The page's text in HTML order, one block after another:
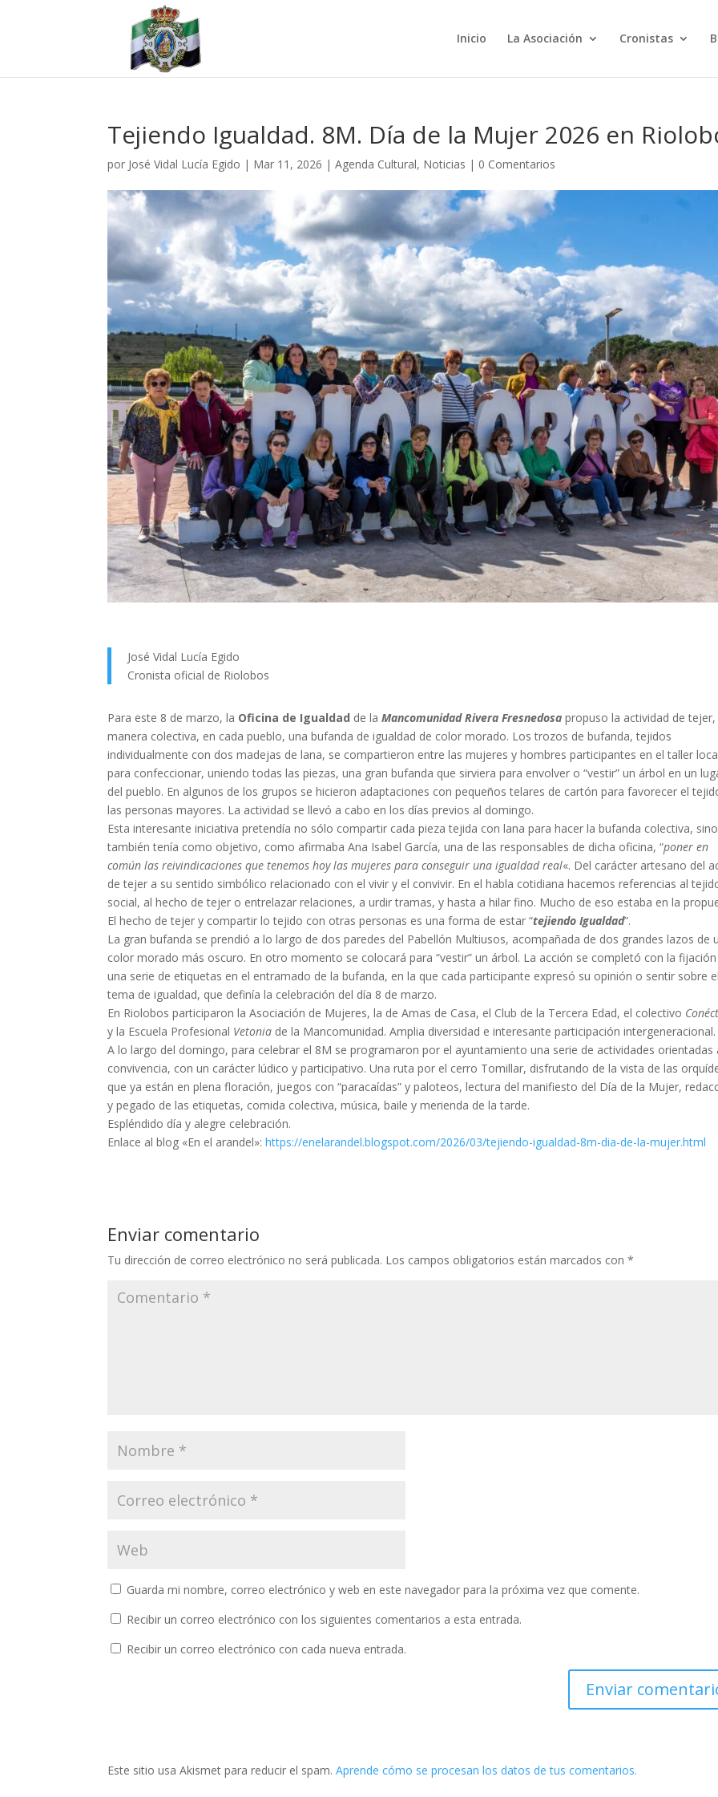
Inicio La Asociación Cronistas
Tejiendo Igualdad. 8M. Día de la Mujer 2026 en
por José Vidal Lucía Egido | Mar 11, 2026 |Agenda Cultural, Noticias | 0 Comentarios
José Vidal Lucía Egido
Cronista oficial de Riolobos
Para este 8 de marzo, la Oficina de Igualdad de laMancomunidad Rivera Fresnedosa propuso la actividad de
manera colectiva, en cada pueblo, una bufanda de igualdad de color morado. Los trozos de bufanda, tejidos
individualmente con dos madejas de lana, se compartieron entre las mujeres y hombres participantes en el taller
para confeccionar, uniendo todas las piezas, una gran bufanda que sirviera para envolver o “vestir” un árbol en un
del pueblo. En algunos de los grupos se hicieron adaptaciones con pequeños telares de cartón para favorecer el
las personas mayores. La actividad se llevó a cabo en los días previos al domingo.
Esta interesante iniciativa pretendía no sólo compartir cada pieza tejida con lana para hacer la bufanda colectiva,
también tenía como objetivo, como afirmaba Ana Isabel García, una de las responsables de dicha oficina, “poner en
común las reivindicaciones que tenemos hoy las mujeres para conseguir una igualdad real«. Del carácter artesano del
de tejer a su sentido simbólico relacionado con el vivir y el convivir. En el habla cotidiana hacemos referencias al
social, al hecho de tejer o entrelazar relaciones, a urdir tramas, y hasta a hilar fino. Mucho de eso estaba en la
El hecho de tejer y compartir lo tejido con otras personas es una forma de estar “tejiendo Igualdad”.
La gran bufanda se prendió a lo largo de dos paredes del Pabellón Multiusos, acompañada de dos grandes lazos de
color morado más oscuro. En otro momento se colocará para “vestir” un árbol. La acción se completó con la
una serie de etiquetas en el entramado de la bufanda, en la que cada participante expresó su opinión o sentir sobre
tema de igualdad, que definía la celebración del día 8 de marzo.
En Riolobos participaron la Asociación de Mujeres, la de Amas de Casa, el Club de la Tercera Edad, el colectivo
y la Escuela Profesional Vetonia de la Mancomunidad. Amplia diversidad e interesante participación intergeneracional.
A lo largo del domingo, para celebrar el 8M se programaron por el ayuntamiento una serie de actividades orientadas
convivencia, con un carácter lúdico y participativo. Una ruta por el cerro Tomillar, disfrutando de la vista de las
que ya están en plena floración, juegos con “paracaídas” y paloteos, lectura del manifiesto del Día de la Mujer,
y pegado de las etiquetas, comida colectiva, música, baile y merienda de la tarde.
Espléndido día y alegre celebración.
Enlace al blog «En el arandel»:https://enelarandel.blogspot.com/2026/03/tejiendo-igualdad-8m-dia-de-la-mujer.html
Enviar comentario
Tu dirección de correo electrónico no será publicada. Los campos obligatorios están marcados con*
Guarda mi nombre, correo electrónico y web en este navegador para la próxima vez que comente.
Recibir un correo electrónico con los siguientes comentarios a esta entrada.
Recibir un correo electrónico con cada nueva entrada.
Este sitio usa Akismet para reducir el spam.Aprende cómo se procesan los datos de tus comentarios.